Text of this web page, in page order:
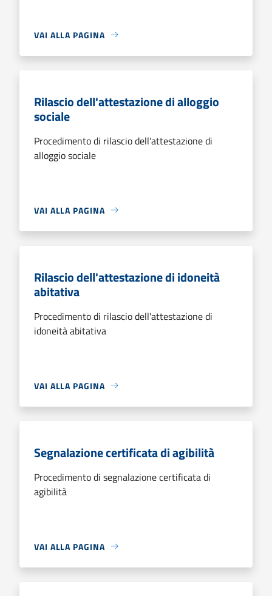
VAI ALLA PAGINA
Rilascio dell'attestazione di alloggio
sociale
Procedimento di rilascio dell'attestazione di
alloggio sociale
VAI ALLA PAGINA
Rilascio dell'attestazione di idoneità
abitativa
Procedimento di rilascio dell'attestazione di
idoneità abitativa
VAI ALLA PAGINA
Segnalazione certificata di agibilità
Procedimento di segnalazione certificata di
agibilità
VAI ALLA PAGINA